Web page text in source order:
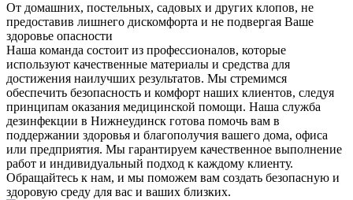
От домашних, постельных, садовых и других клопов, не
предоставив лишнего дискомфорта и не подвергая Ваше
здоровье опасности
Наша команда состоит из профессионалов, которые
используют качественные материалы и средства для
достижения наилучших результатов. Мы стремимся
обеспечить безопасность и комфорт наших клиентов, следуя
принципам оказания медицинской помощи. Наша служба
дезинфекции в Нижнеудинск готова помочь вам в
поддержании здоровья и благополучия вашего дома, офиса
или предприятия. Мы гарантируем качественное выполнение
работ и индивидуальный подход к каждому клиенту.
Обращайтесь к нам, и мы поможем вам создать безопасную и
здоровую среду для вас и ваших близких.